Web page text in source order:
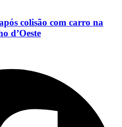
colisão com carro na
d’Oeste